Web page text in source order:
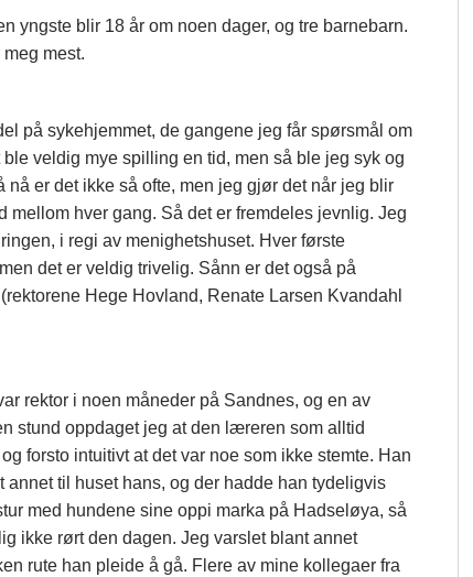
yngste blir 18 år om noen dager, og tre barnebarn.
mest.
på sykehjemmet, de gangene jeg får spørsmål om
veldig mye spilling en tid, men så ble jeg syk og
er det ikke så ofte, men jeg gjør det når jeg blir
hver gang. Så det er fremdeles jevnlig. Jeg
i regi av menighetshuset. Hver første
det er veldig trivelig. Sånn er det også på
Hege Hovland, Renate Larsen Kvandahl
rektor i noen måneder på Sandnes, og en av
stund oppdaget jeg at den læreren som alltid
forsto intuitivt at det var noe som ikke stemte. Han
til huset hans, og der hadde han tydeligvis
med hundene sine oppi marka på Hadseløya, så
ikke rørt den dagen. Jeg varslet blant annet
rute han pleide å gå. Flere av mine kollegaer fra